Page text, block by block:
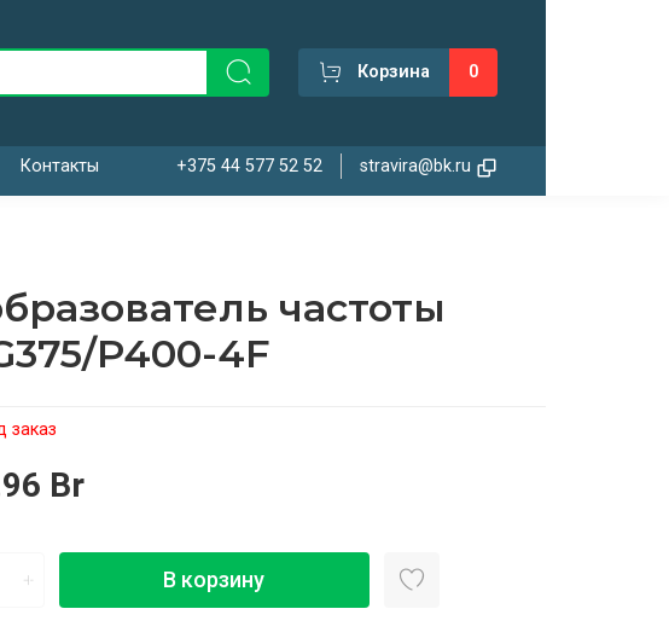
Корзина 0
Контакты +375 44 577 52 52 stravira@bk.ru
заказ
частоты
P400-4F
Br
В корзину